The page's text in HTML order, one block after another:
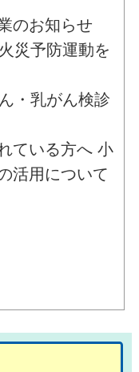
のお知らせ
災予防運動を
・乳がん検診
ている方へ 小
活用について